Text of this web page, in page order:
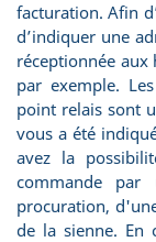
facturation. Afin
d’indiquer une
réceptionnée
par exemple.
point relais sont
vous a été
avez la
commande
procuration,
de la sienne. En